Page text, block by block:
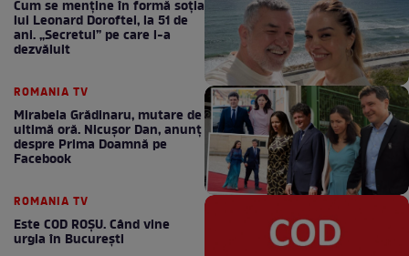
Cum se menţine în formă soţia
lui Leonard Doroftei, la 51 de
ani. „Secretul” pe care l-a
dezvăluit
ROMANIA TV
Mirabela Grădinaru, mutare de
ultimă oră. Nicuşor Dan, anunţ
despre Prima Doamnă pe
Facebook
ROMANIA TV
Este COD ROŞU. Când vine
urgia în Bucureşti